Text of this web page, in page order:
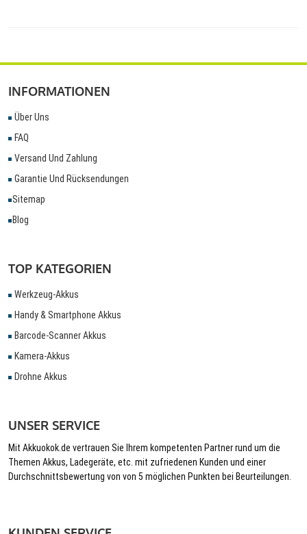
INFORMATIONEN
Über Uns
FAQ
Versand Und Zahlung
Garantie Und Rücksendungen
Sitemap
Blog
TOP KATEGORIEN
Werkzeug-Akkus
Handy & Smartphone Akkus
Barcode-Scanner Akkus
Kamera-Akkus
Drohne Akkus
UNSER SERVICE
Mit Akkuokok.de vertrauen Sie Ihrem kompetenten Partner rund um die
Themen Akkus, Ladegeräte, etc. mit zufriedenen Kunden und einer
Durchschnittsbewertung von von 5 möglichen Punkten bei Beurteilungen.